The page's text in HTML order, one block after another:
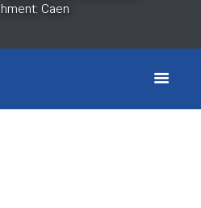
Caen